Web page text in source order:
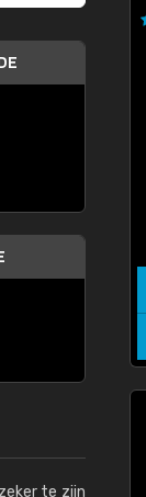
te zijn